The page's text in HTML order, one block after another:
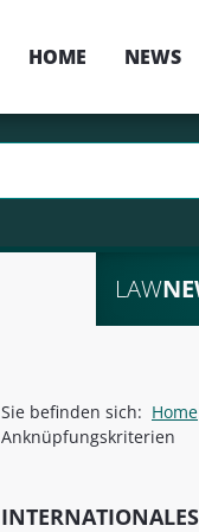
HOME NEWS
LAW
Sie befinden sich: Home
Anknüpfungskriterien